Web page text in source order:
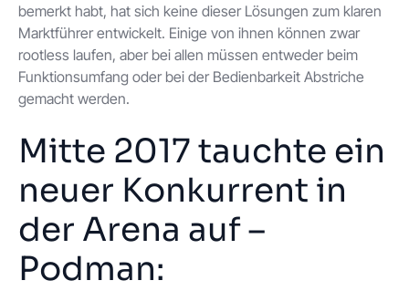
bemerkt habt, hat sich keine dieser Lösungen zum klaren
Marktführer entwickelt. Einige von ihnen können zwar
rootless laufen, aber bei allen müssen entweder beim
Funktionsumfang oder bei der Bedienbarkeit Abstriche
gemacht werden.
Mitte 2017 tauchte ein
neuer Konkurrent in
der Arena auf –
Podman: